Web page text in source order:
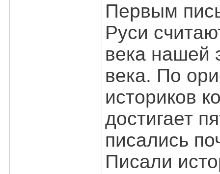
Первым
Руси
века нашей
века. По
историков
достигает
писались
Писали